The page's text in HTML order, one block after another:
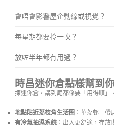
會唔會影響屋企動線或視覺？
每星期都要拎一次？
放咗半年都冇用過？
時昌迷你倉點樣幫到
揀迷你倉，講到尾都係要「用得順
地點貼近荔枝角生活圈 ：華荔邨一
有冷氣抽濕系統 ：出入更舒適，存放